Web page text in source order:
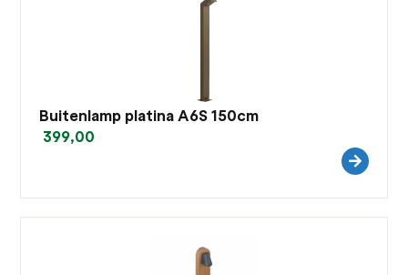
Buitenlamp platina A6S 150cm
399,00